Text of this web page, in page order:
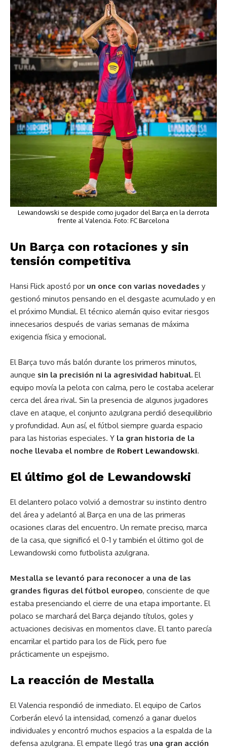
Lewandowski se despide como jugador del Barça en la derrota
frente al Valencia. Foto: FC Barcelona
Un Barça con rotaciones y sin
tensión competitiva
Hansi Flick apostó por un once con varias novedades y
gestionó minutos pensando en el desgaste acumulado y en
el próximo Mundial. El técnico alemán quiso evitar riesgos
innecesarios después de varias semanas de máxima
exigencia física y emocional.
El Barça tuvo más balón durante los primeros minutos,
aunque sin la precisión ni la agresividad habitual. El
equipo movía la pelota con calma, pero le costaba acelerar
cerca del área rival. Sin la presencia de algunos jugadores
clave en ataque, el conjunto azulgrana perdió desequilibrio
y profundidad. Aun así, el fútbol siempre guarda espacio
para las historias especiales. Y la gran historia de la
noche llevaba el nombre de Robert Lewandowski.
El último gol de Lewandowski
El delantero polaco volvió a demostrar su instinto dentro
del área y adelantó al Barça en una de las primeras
ocasiones claras del encuentro. Un remate preciso, marca
de la casa, que significó el 0-1 y también el último gol de
Lewandowski como futbolista azulgrana.
Mestalla se levantó para reconocer a una de las
grandes figuras del fútbol europeo, consciente de que
estaba presenciando el cierre de una etapa importante. El
polaco se marchará del Barça dejando títulos, goles y
actuaciones decisivas en momentos clave. El tanto parecía
encarrilar el partido para los de Flick, pero fue
prácticamente un espejismo.
La reacción de Mestalla
El Valencia respondió de inmediato. El equipo de Carlos
Corberán elevó la intensidad, comenzó a ganar duelos
individuales y encontró muchos espacios a la espalda de la
defensa azulgrana. El empate llegó tras una gran acción